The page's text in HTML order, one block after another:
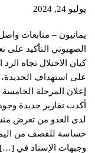
يوليو 24, 2024
يمانيون – متابعات
الصهيوني التأكيد على
كيان الاحتلال تجاه
على استهداف الحديدة،
إعلان المرحلة
أكدت تقارير جديدة
لدى العدو من تعرض
حساسة للقصف من
وجبهات الإسناد في […]